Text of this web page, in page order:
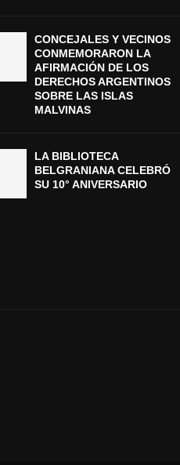
CONCEJALES Y VECINOS
CONMEMORARON LA
AFIRMACIÓN DE LOS
DERECHOS ARGENTINOS
SOBRE LAS ISLAS
MALVINAS
LA BIBLIOTECA
BELGRANIANA CELEBRÓ
SU 10° ANIVERSARIO